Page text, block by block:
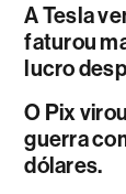
A Tesla
faturou
lucro
O Pix
guerra
dólares.